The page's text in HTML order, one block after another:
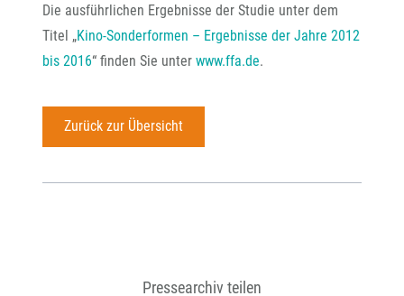
Die ausführlichen Ergebnisse der Studie unter dem
Titel „Kino-Sonderformen – Ergebnisse der Jahre 2012
bis 2016“ finden Sie unter www.ffa.de.
Zurück zur Übersicht
Pressearchiv teilen